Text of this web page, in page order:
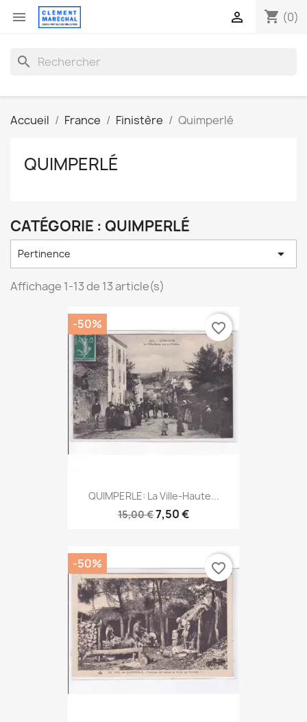
 shopping_cart (0)

search
Accueil France Finistère Quimperlé
QUIMPERLÉ
CATÉGORIE : QUIMPERLÉ
Pertinence 
Affichage 1-13 de 13 article(s)
QUIMPERLE: La Ville-Haute...
15,00 €7,50 €
-50% favorite_border
-50% favorite_border